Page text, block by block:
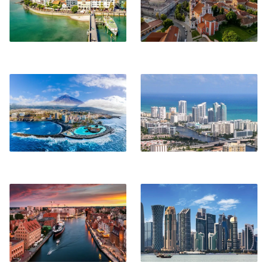
Tenerife
Danzica